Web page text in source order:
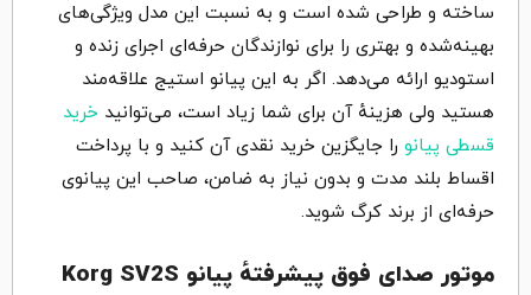
ساخته و طراحی شده است و به نسبت این مدل ویژگی‌های
بهینه‌شده و بهتری را برای نوازندگان حرفه‌ای اجرای زنده و
استودیو ارائه می‌دهد. اگر به این پیانو استیج علاقه‌مند
هستید ولی هزینهٔ آن برای شما زیاد است، می‌توانید خرید
قسطی پیانو را جایگزین خرید نقدی آن کنید و با پرداخت
اقساط بلند مدت و بدون نیاز به ضامن، صاحب این پیانوی
حرفه‌ای از برند کرگ شوید.
موتور صدای فوق پیشرفتهٔ پیانو Korg SV2S